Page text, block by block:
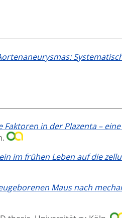
in der Plazenta –
im frühen Leben auf die
Maus nach